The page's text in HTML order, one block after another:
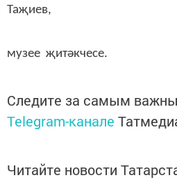
Таҗиев,
музее җитәкчесе.
Следите за самым
Telegram-канале
Читайте новости